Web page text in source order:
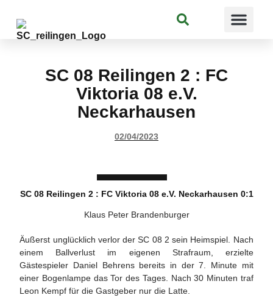
Suchen
SC 08 Reilingen 2 : FC
Viktoria 08 e.V.
Neckarhausen
02/04/2023
SC 08 Reilingen 2 : FC Viktoria 08 e.V. Neckarhausen 0:1
Klaus Peter Brandenburger
Äußerst unglücklich verlor der SC 08 2 sein Heimspiel. Nach
einem Ballverlust im eigenen Strafraum, erzielte
Gästespieler Daniel Behrens bereits in der 7. Minute mit
einer Bogenlampe das Tor des Tages. Nach 30 Minuten traf
Leon Kempf für die Gastgeber nur die Latte.